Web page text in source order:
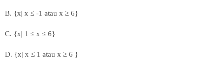
B. {x| x ≤ -1 atau x ≥ 6}
C. {x| 1 ≤ x ≤ 6}
D. {x| x ≤ 1 atau x ≥ 6 }